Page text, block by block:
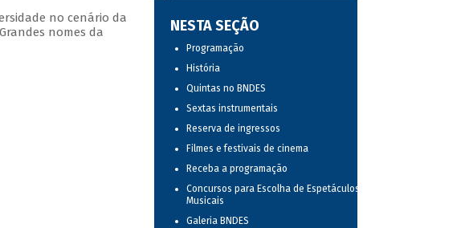
no cenário da
nomes da
NESTA SEÇÃO
Programação
História
Quintas no BNDES
Sextas instrumentais
Reserva de ingressos
Filmes e festivais de cinema
Receba a programação
Concursos para Escolha de Espetáculos
Musicais
Galeria BNDES